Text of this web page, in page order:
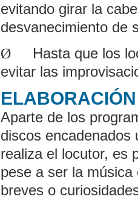
evitando girar la
desvanecimiento de
Ø
Hasta que los
evitar las
Aparte de los
discos encadenados
realiza el locutor, es
pese a ser la
breves o